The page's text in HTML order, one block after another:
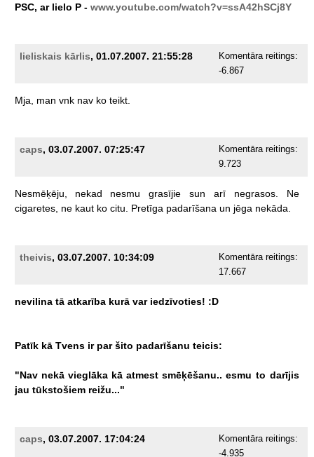
PSC, ar lielo P - www.youtube.com/watch?v=ssA42hSCj8Y
lieliskais kārlis, 01.07.2007. 21:55:28
Komentāra reitings:
-6.867
Mja, man vnk nav ko teikt.
caps, 03.07.2007. 07:25:47
Komentāra reitings:
9.723
Nesmēķēju, nekad nesmu grasījie sun arī negrasos.
Ne
cigaretes, ne kaut ko citu. Pretīga padarīšana un jēga nekāda.
theivis, 03.07.2007. 10:34:09
Komentāra reitings:
17.667
nevilina tā atkarība kurā var iedzīvoties! :D
Patīk kā Tvens ir par šito padarīšanu teicis:
"Nav nekā vieglāka kā atmest smēķēšanu.. esmu to darījis
jau tūkstošiem reižu..."
caps, 03.07.2007. 17:04:24
Komentāra reitings:
-4.935